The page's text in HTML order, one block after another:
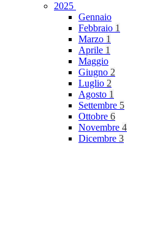
2025
Gennaio
Febbraio 1
Marzo 1
Aprile 1
Maggio
Giugno 2
Luglio 2
Agosto 1
Settembre 5
Ottobre 6
Novembre 4
Dicembre 3